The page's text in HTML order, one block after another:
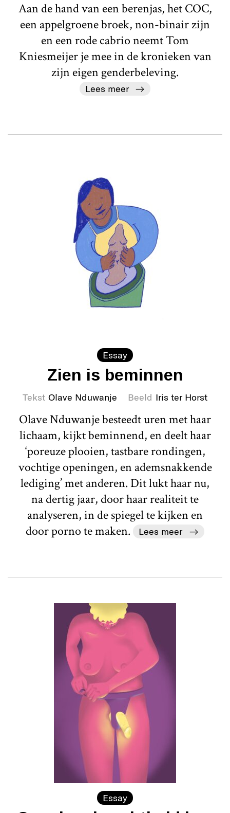
Aan de hand van een berenjas, het COC,
een appelgroene broek, non-binair zijn
en een rode cabrio neemt Tom
Kniesmeijer je mee in de kronieken van
zijn eigen genderbeleving.
Lees meer
Essay
Zien is beminnen
Tekst Olave Nduwanje Beeld Iris ter Horst
Olave Nduwanje besteedt uren met haar
lichaam, kijkt beminnend, en deelt haar
‘poreuze plooien, tastbare rondingen,
vochtige openingen, en ademsnakkende
lediging’ met anderen. Dit lukt haar nu,
na dertig jaar, door haar realiteit te
analyseren, in de spiegel te kijken en
door porno te maken.
Lees meer
Essay